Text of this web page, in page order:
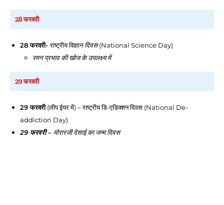
28 फरवरी
28 फरवरी-राष्ट्रीय विज्ञानदिवस(National Science Day)
रमन प्रभाव की खोज के उपलक्ष्य में
29 फरवरी
29 फरवरी(लीप ईयर में) – राष्ट्रीय डि-एडिक्शन दिवस (National De-
addiction Day)
29 फरवरी– मोरारजी देसाई का जन्मदिवस